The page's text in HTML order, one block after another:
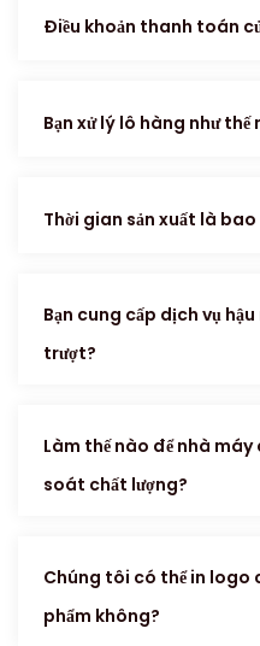
Điều khoản thanh toán
Bạn xử lý lô hàng như thế
Thời gian sản xuất là bao
Bạn cung cấp dịch vụ
trượt?
Làm thế nào để nhà máy
soát chất lượng?
Chúng tôi có thể in logo
phẩm không?